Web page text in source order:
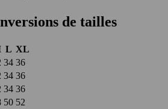
de tailles
L XL
34 36
34 36
34 36
50 52